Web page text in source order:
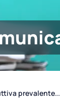
prevalente...